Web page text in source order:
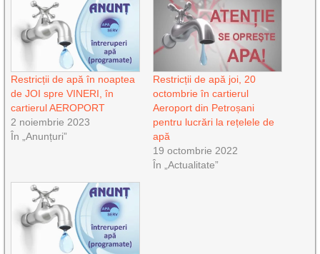
Restricții de apă în noaptea
de JOI spre VINERI, în
cartierul AEROPORT
2 noiembrie 2023
În „Anunțuri”
Restricții de apă joi, 20
octombrie în cartierul
Aeroport din Petroșani
pentru lucrări la rețelele de
apă
19 octombrie 2022
În „Actualitate”